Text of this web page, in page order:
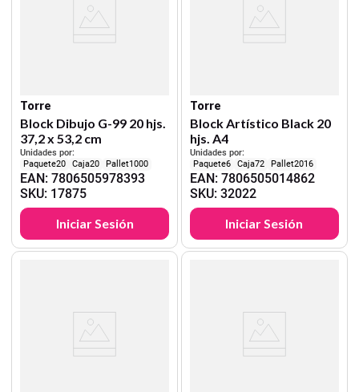
Torre
Block Dibujo G-99 20 hjs.
37,2 x 53,2 cm
Unidades por:
20
20 1000
EAN:7806505978393
SKU: 17875
Iniciar Sesión
Torre
Block Artístico Black 20
hjs. A4
Unidades por:
6
72 2016
EAN: 7806505014862
SKU: 32022
Iniciar Sesión